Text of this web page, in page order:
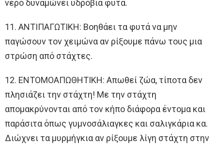
νερό δυναμώνει υδρόβια φυτά.
11. ΑΝΤΙΠΑΓΩΤΙΚΗ: Βοηθάει τα φυτά να μην
παγώσουν τον χειμώνα αν ρίξουμε πάνω τους μια
στρώση από στάχτες.
12. ΕΝΤΟΜΟΑΠΩΘΗΤΙΚΗ: Απωθεί ζώα, τίποτα δεν
πλησιάζει την στάχτη! Με την στάχτη
απομακρύνονται από τον κήπο διάφορα έντομα και
παράσιτα όπως γυμνοσάλιαγκες και σαλιγκάρια κα.
Διώχνει τα μυρμήγκια αν ρίξουμε λίγη στάχτη στην